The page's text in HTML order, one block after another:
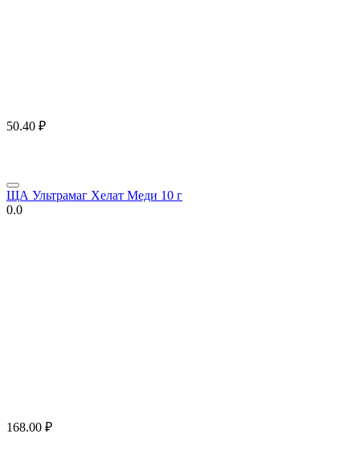
50.40 ₽
ЩА Ультрамаг Хелат Меди 10 г
0.0
168.00 ₽